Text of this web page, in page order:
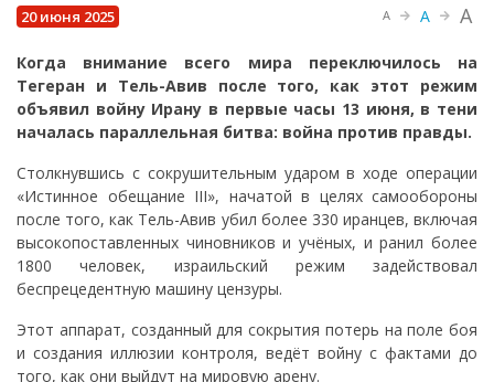
20 июня 2025 A A A
Когда внимание всего мира переключилось на
Тегеран и Тель-Авив после того, как этот режим
объявил войну Ирану в первые часы 13 июня, в тени
началась параллельная битва: война против правды.
Столкнувшись с сокрушительным ударом в ходе операции
«Истинное обещание III», начатой в целях самообороны
после того, как Тель-Авив убил более 330 иранцев, включая
высокопоставленных чиновников и учёных, и ранил более
1800 человек, израильский режим задействовал
беспрецедентную машину цензуры.
Этот аппарат, созданный для сокрытия потерь на поле боя
и создания иллюзии контроля, ведёт войну с фактами до
того, как они выйдут на мировую арену.